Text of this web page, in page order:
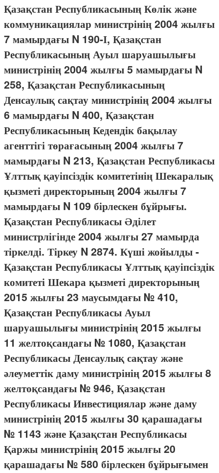
Қазақстан Республикасының Көлік және
коммуникациялар министрінің 2004 жылғы
7 мамырдағы N 190-І, Қазақстан
Республикасының Ауыл шаруашылығы
министрінің 2004 жылғы 5 мамырдағы N
258, Қазақстан Республикасының
Денсаулық сақтау министрінің 2004 жылғы
6 мамырдағы N 400, Қазақстан
Республикасының Кедендік бақылау
агенттігі төрағасының 2004 жылғы 7
мамырдағы N 213, Қазақстан Республикасы
Ұлттық қауіпсіздік комитетінің Шекаралық
қызметі директорының 2004 жылғы 7
мамырдағы N 109 бірлескен бұйрығы.
Қазақстан Республикасы Әділет
министрлігінде 2004 жылғы 27 мамырда
тіркелді. Тіркеу N 2874. Күші жойылды -
Қазақстан Республикасы Ұлттық қауіпсіздік
комитеті Шекара қызметі директорының
2015 жылғы 23 маусымдағы № 410,
Қазақстан Республикасы Ауыл
шаруашылығы министрінің 2015 жылғы
11 желтоқсандағы № 1080, Қазақстан
Республикасы Денсаулық сақтау және
әлеуметтік даму министрінің 2015 жылғы 8
желтоқсандағы № 946, Қазақстан
Республикасы Инвестициялар және даму
министрінің 2015 жылғы 30 қарашадағы
№ 1143 және Қазақстан Республикасы
Қаржы министрінің 2015 жылғы 20
қарашадағы № 580 бірлескен бұйрығымен